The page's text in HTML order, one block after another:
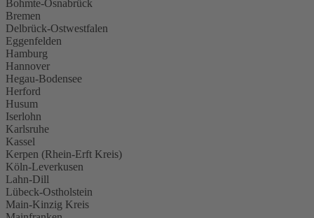
Bohmte-Osnabrück
Bremen
Delbrück-Ostwestfalen
Eggenfelden
Hamburg
Hannover
Hegau-Bodensee
Herford
Husum
Iserlohn
Karlsruhe
Kassel
Kerpen (Rhein-Erft Kreis)
Köln-Leverkusen
Lahn-Dill
Lübeck-Ostholstein
Main-Kinzig Kreis